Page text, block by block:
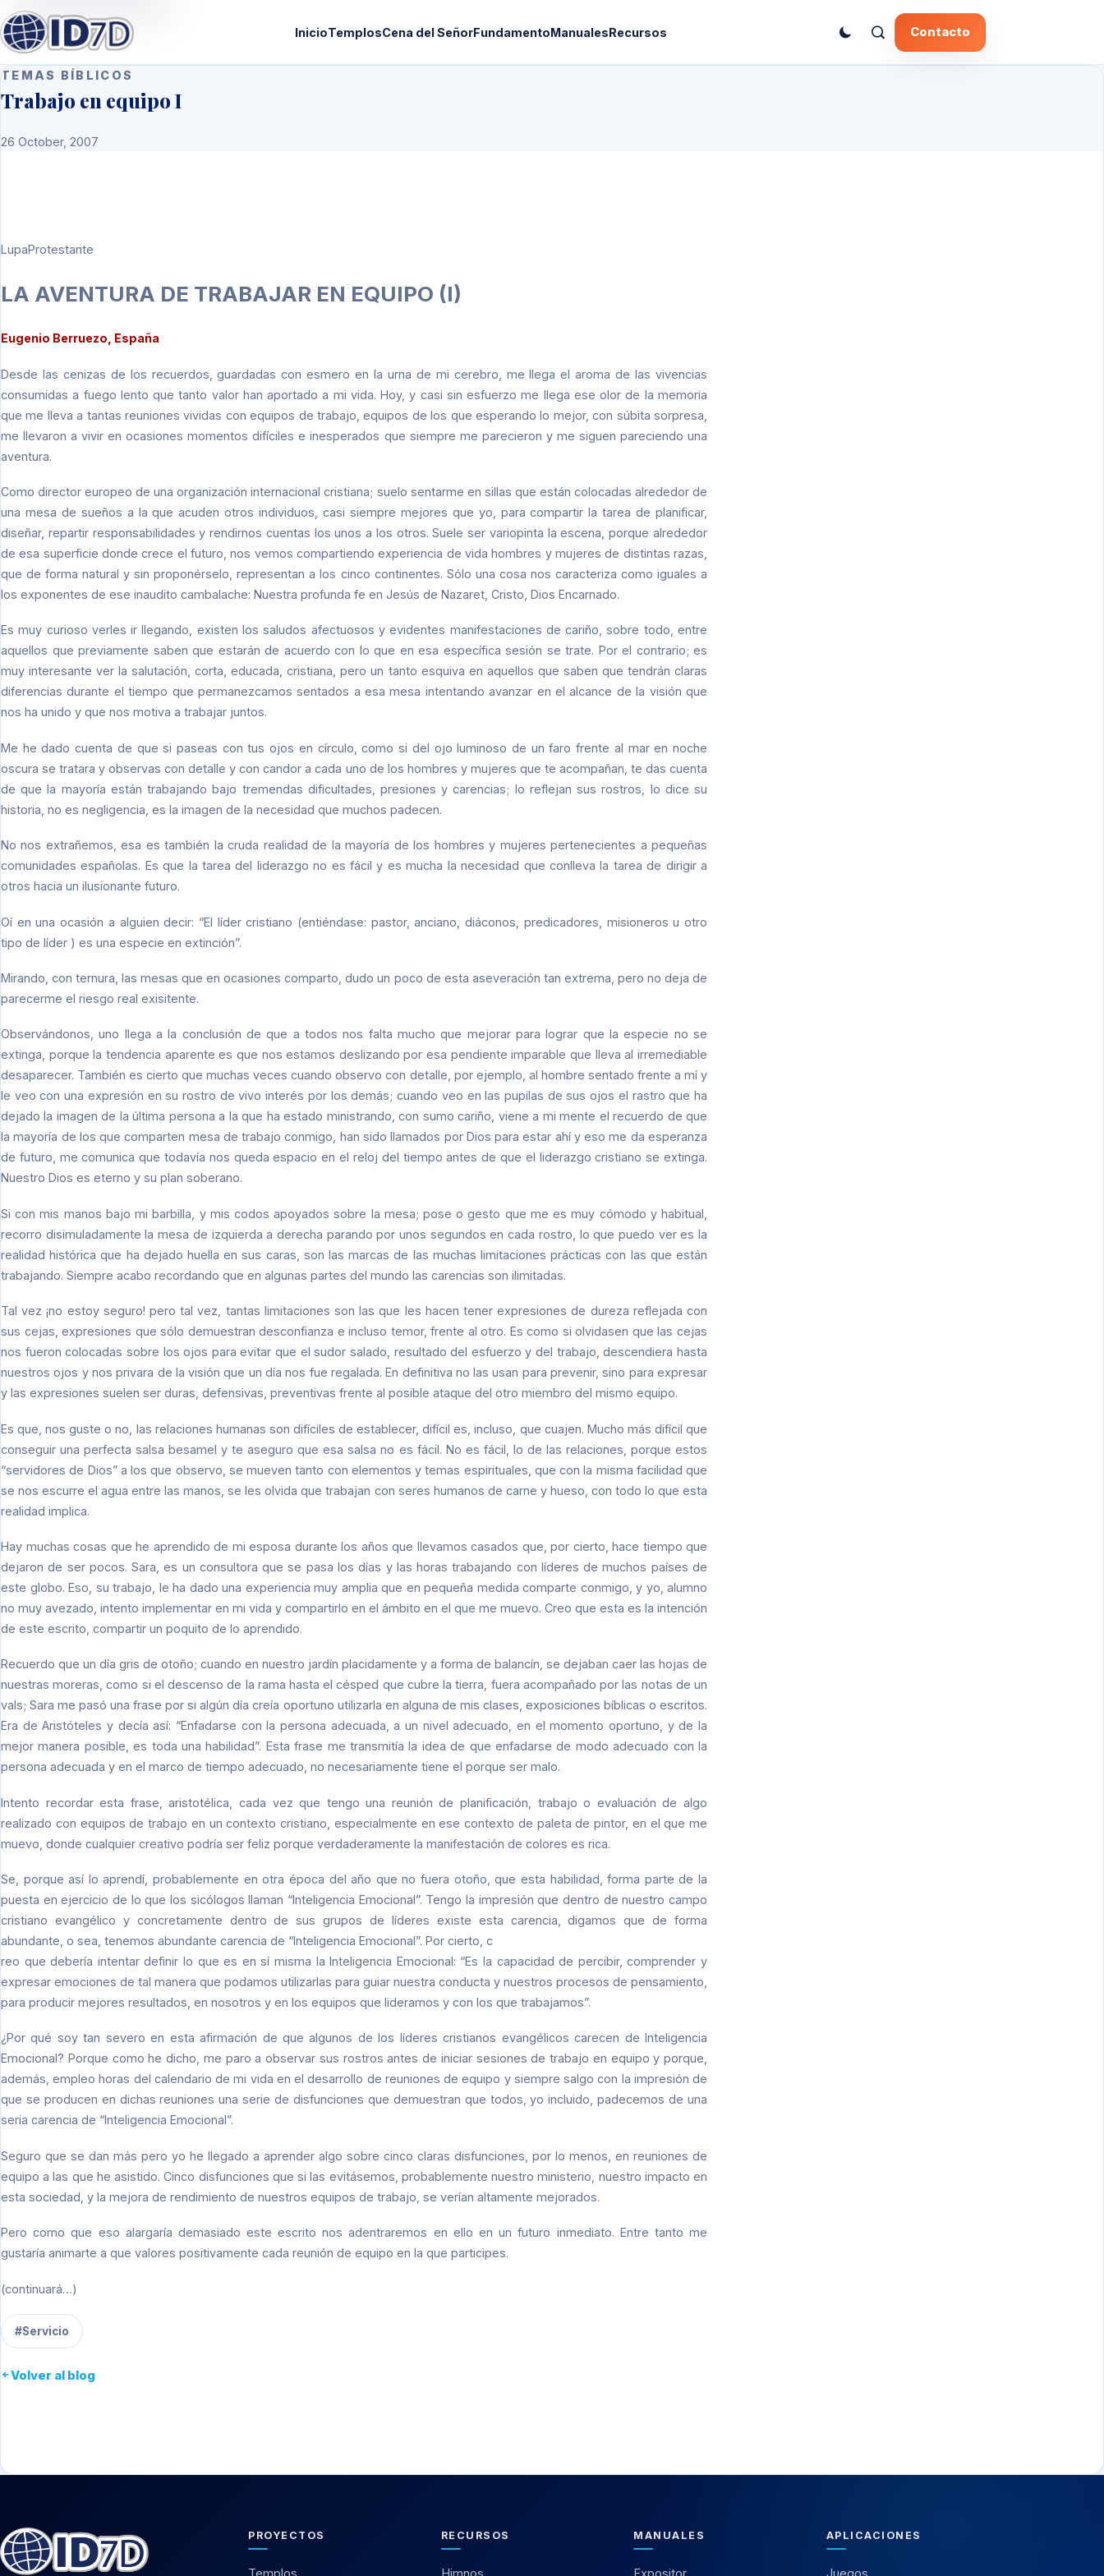
InicioTemplosCena del SeñorFundamentoManualesRecursos Contacto
TEMAS BÍBLICOS
Trabajo en equipo I
26 October, 2007
LupaProtestante
LA AVENTURA DE TRABAJAR EN EQUIPO (I)
Eugenio Berruezo, España
Desde las cenizas de los recuerdos, guardadas con esmero en la urna de mi cerebro, me llega el aroma de las vivencias
consumidas a fuego lento que tanto valor han aportado a mi vida. Hoy, y casi sin esfuerzo me llega ese olor de la memoria
que me lleva a tantas reuniones vividas con equipos de trabajo, equipos de los que esperando lo mejor, con súbita sorpresa,
me llevaron a vivir en ocasiones momentos difíciles e inesperados que siempre me parecieron y me siguen pareciendo una
aventura.
Como director europeo de una organización internacional cristiana; suelo sentarme en sillas que están colocadas alrededor de
una mesa de sueños a la que acuden otros individuos, casi siempre mejores que yo, para compartir la tarea de planificar,
diseñar, repartir responsabilidades y rendirnos cuentas los unos a los otros. Suele ser variopinta la escena, porque alrededor
de esa superficie donde crece el futuro, nos vemos compartiendo experiencia de vida hombres y mujeres de distintas razas,
que de forma natural y sin proponérselo, representan a los cinco continentes. Sólo una cosa nos caracteriza como iguales a
los exponentes de ese inaudito cambalache: Nuestra profunda fe en Jesús de Nazaret, Cristo, Dios Encarnado.
Es muy curioso verles ir llegando, existen los saludos afectuosos y evidentes manifestaciones de cariño, sobre todo, entre
aquellos que previamente saben que estarán de acuerdo con lo que en esa específica sesión se trate. Por el contrario; es
muy interesante ver la salutación, corta, educada, cristiana, pero un tanto esquiva en aquellos que saben que tendrán claras
diferencias durante el tiempo que permanezcamos sentados a esa mesa intentando avanzar en el alcance de la visión que
nos ha unido y que nos motiva a trabajar juntos.
Me he dado cuenta de que si paseas con tus ojos en círculo, como si del ojo luminoso de un faro frente al mar en noche
oscura se tratara y observas con detalle y con candor a cada uno de los hombres y mujeres que te acompañan, te das cuenta
de que la mayoría están trabajando bajo tremendas dificultades, presiones y carencias; lo reflejan sus rostros, lo dice su
historia, no es negligencia, es la imagen de la necesidad que muchos padecen.
No nos extrañemos, esa es también la cruda realidad de la mayoría de los hombres y mujeres pertenecientes a pequeñas
comunidades españolas. Es que la tarea del liderazgo no es fácil y es mucha la necesidad que conlleva la tarea de dirigir a
otros hacia un ilusionante futuro.
Oí en una ocasión a alguien decir: “El líder cristiano (entiéndase: pastor, anciano, diáconos, predicadores, misioneros u otro
tipo de líder ) es una especie en extinción”.
Mirando, con ternura, las mesas que en ocasiones comparto, dudo un poco de esta aseveración tan extrema, pero no deja de
parecerme el riesgo real exisitente.
Observándonos, uno llega a la conclusión de que a todos nos falta mucho que mejorar para lograr que la especie no se
extinga, porque la tendencia aparente es que nos estamos deslizando por esa pendiente imparable que lleva al irremediable
desaparecer. También es cierto que muchas veces cuando observo con detalle, por ejemplo, al hombre sentado frente a mí y
le veo con una expresión en su rostro de vivo interés por los demás; cuando veo en las pupilas de sus ojos el rastro que ha
dejado la imagen de la última persona a la que ha estado ministrando, con sumo cariño, viene a mi mente el recuerdo de que
la mayoría de los que comparten mesa de trabajo conmigo, han sido llamados por Dios para estar ahí y eso me da esperanza
de futuro, me comunica que todavía nos queda espacio en el reloj del tiempo antes de que el liderazgo cristiano se extinga.
Nuestro Dios es eterno y su plan soberano.
Si con mis manos bajo mi barbilla, y mis codos apoyados sobre la mesa; pose o gesto que me es muy cómodo y habitual,
recorro disimuladamente la mesa de izquierda a derecha parando por unos segundos en cada rostro, lo que puedo ver es la
realidad histórica que ha dejado huella en sus caras, son las marcas de las muchas limitaciones prácticas con las que están
trabajando. Siempre acabo recordando que en algunas partes del mundo las carencias son ilimitadas.
Tal vez ¡no estoy seguro! pero tal vez, tantas limitaciones son las que les hacen tener expresiones de dureza reflejada con
sus cejas, expresiones que sólo demuestran desconfianza e incluso temor, frente al otro. Es como si olvidasen que las cejas
nos fueron colocadas sobre los ojos para evitar que el sudor salado, resultado del esfuerzo y del trabajo, descendiera hasta
nuestros ojos y nos privara de la visión que un día nos fue regalada. En definitiva no las usan para prevenir, sino para expresar
y las expresiones suelen ser duras, defensivas, preventivas frente al posible ataque del otro miembro del mismo equipo.
Es que, nos guste o no, las relaciones humanas son difíciles de establecer, difícil es, incluso, que cuajen. Mucho más difícil que
conseguir una perfecta salsa besamel y te aseguro que esa salsa no es fácil. No es fácil, lo de las relaciones, porque estos
“servidores de Dios” a los que observo, se mueven tanto con elementos y temas espirituales, que con la misma facilidad que
se nos escurre el agua entre las manos, se les olvida que trabajan con seres humanos de carne y hueso, con todo lo que esta
realidad implica.
Hay muchas cosas que he aprendido de mi esposa durante los años que llevamos casados que, por cierto, hace tiempo que
dejaron de ser pocos. Sara, es un consultora que se pasa los días y las horas trabajando con líderes de muchos países de
este globo. Eso, su trabajo, le ha dado una experiencia muy amplia que en pequeña medida comparte conmigo, y yo, alumno
no muy avezado, intento implementar en mi vida y compartirlo en el ámbito en el que me muevo. Creo que esta es la intención
de este escrito, compartir un poquito de lo aprendido.
Recuerdo que un día gris de otoño; cuando en nuestro jardín placidamente y a forma de balancín, se dejaban caer las hojas de
nuestras moreras, como si el descenso de la rama hasta el césped que cubre la tierra, fuera acompañado por las notas de un
vals; Sara me pasó una frase por si algún día creía oportuno utilizarla en alguna de mis clases, exposiciones bíblicas o escritos.
Era de Aristóteles y decía así: “Enfadarse con la persona adecuada, a un nivel adecuado, en el momento oportuno, y de la
mejor manera posible, es toda una habilidad”. Esta frase me transmitía la idea de que enfadarse de modo adecuado con la
persona adecuada y en el marco de tiempo adecuado, no necesariamente tiene el porque ser malo.
Intento recordar esta frase, aristotélica, cada vez que tengo una reunión de planificación, trabajo o evaluación de algo
realizado con equipos de trabajo en un contexto cristiano, especialmente en ese contexto de paleta de pintor, en el que me
muevo, donde cualquier creativo podría ser feliz porque verdaderamente la manifestación de colores es rica.
Se, porque así lo aprendí, probablemente en otra época del año que no fuera otoño, que esta habilidad, forma parte de la
puesta en ejercicio de lo que los sicólogos llaman “Inteligencia Emocional”. Tengo la impresión que dentro de nuestro campo
cristiano evangélico y concretamente dentro de sus grupos de líderes existe esta carencia, digamos que de forma
abundante, o sea, tenemos abundante carencia de “Inteligencia Emocional”. Por cierto, c
reo que debería intentar definir lo que es en sí misma la Inteligencia Emocional: “Es la capacidad de percibir, comprender y
expresar emociones de tal manera que podamos utilizarlas para guiar nuestra conducta y nuestros procesos de pensamiento,
para producir mejores resultados, en nosotros y en los equipos que lideramos y con los que trabajamos”.
¿Por qué soy tan severo en esta afirmación de que algunos de los líderes cristianos evangélicos carecen de Inteligencia
Emocional? Porque como he dicho, me paro a observar sus rostros antes de iniciar sesiones de trabajo en equipo y porque,
además, empleo horas del calendario de mi vida en el desarrollo de reuniones de equipo y siempre salgo con la impresión de
que se producen en dichas reuniones una serie de disfunciones que demuestran que todos, yo incluido, padecemos de una
seria carencia de “Inteligencia Emocional”.
Seguro que se dan más pero yo he llegado a aprender algo sobre cinco claras disfunciones, por lo menos, en reuniones de
equipo a las que he asistido. Cinco disfunciones que si las evitásemos, probablemente nuestro ministerio, nuestro impacto en
esta sociedad, y la mejora de rendimiento de nuestros equipos de trabajo, se verían altamente mejorados.
Pero como que eso alargaría demasiado este escrito nos adentraremos en ello en un futuro inmediato. Entre tanto me
gustaría animarte a que valores positivamente cada reunión de equipo en la que participes.
(continuará…)
#Servicio
Volver al blog
PROYECTOS RECURSOS MANUALES APLICACIONES